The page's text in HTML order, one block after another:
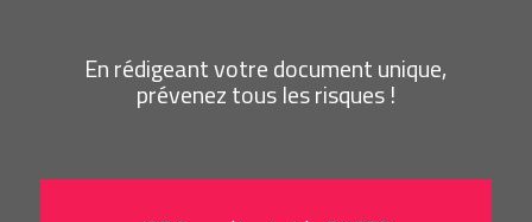
En rédigeant votre document unique,
prévenez tous les risques !